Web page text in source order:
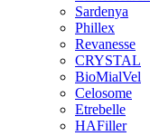
Sardenya
Phillex
Revanesse
CRYSTAL
BioMialVel
Celosome
Etrebelle
HAFiller